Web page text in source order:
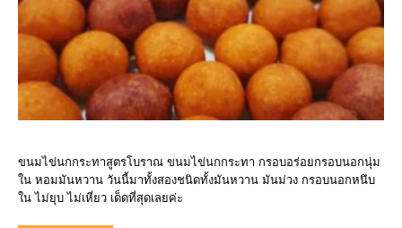
ขนมไข่นกกระทาสูตรโบราณ ขนมไข่นกกระทา กรอบอร่อยกรอบนอกนุ่ม
ใน หอมมันหวาน วันนี้มาทั้งสองชนิดทั้งมันหวาน มันม่วง กรอบนอกหนึบ
ใน ไม่ยุบ ไม่เหี่ยว เด็ดที่สุดเลยค่ะ